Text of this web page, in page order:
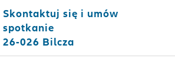
Skontaktuj się i umów
spotkanie
26-026 Bilcza